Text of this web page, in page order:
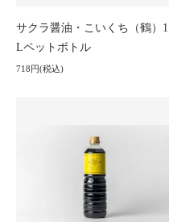
サクラ醤油・こいくち（鶴）1
Lペットボトル
718円(税込)